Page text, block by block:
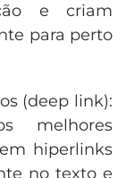
e criam
para perto
(deep link):
melhores
hiperlinks
no texto e